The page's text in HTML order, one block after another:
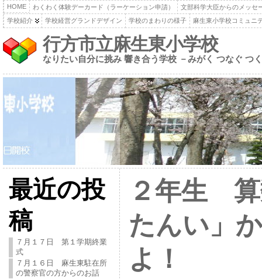
HOME わくわく体験デーカード（ラーケーション申請）
文部科学大臣からのメッセ
学校紹介
学校経営グランドデザイン 学校のまわりの様子 麻生東小学校コミュニ
行方市立麻生東小学校
なりたい自分に挑み 響き合う学校 －みがく つなぐ つ
最近の投
稿
７月１７日 第１学期終業
式
７月１６日 麻生東駐在所
の警察官の方からのお話
２年生 算
たんい」
よ！